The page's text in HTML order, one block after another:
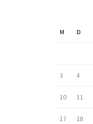
M
D
3 4
10 11
17 18